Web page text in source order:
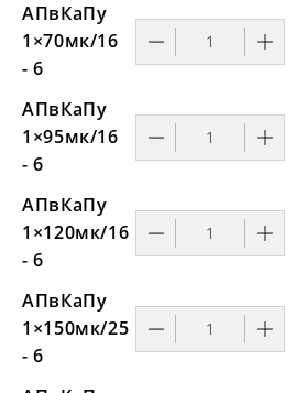
АПвКаПу
1×70мк/16
- 6
АПвКаПу
1×95мк/16
- 6
АПвКаПу
1×120мк/16
- 6
АПвКаПу
1×150мк/25
- 6